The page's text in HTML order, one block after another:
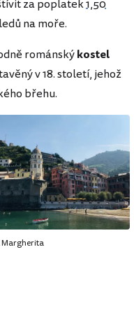
za poplatek1,50
na moře.
románskýkostel
v 18. století, jehož
břehu.
Margherita